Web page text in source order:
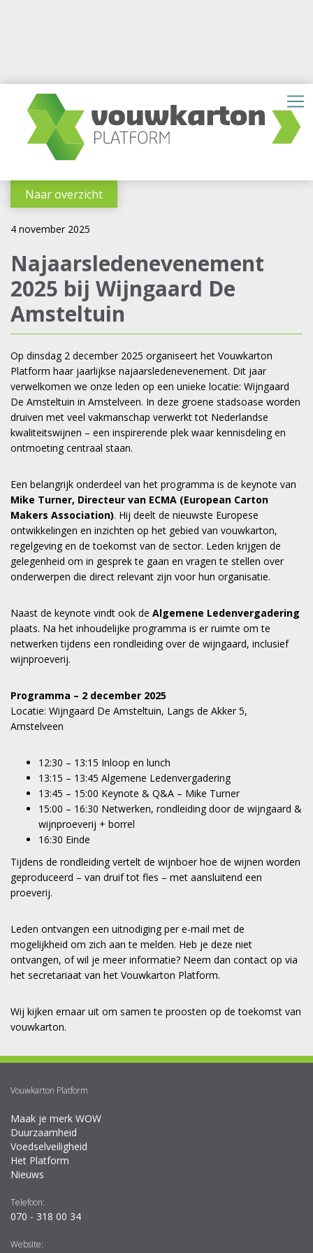
Naar overzicht
4 november 2025
Najaarsledenevenement
2025 bij Wijngaard De
Amsteltuin
Op dinsdag 2 december 2025 organiseert het Vouwkarton
Platform haar jaarlijkse najaarsledenevenement. Dit jaar
verwelkomen we onze leden op een unieke locatie: Wijngaard
De Amsteltuin in Amstelveen. In deze groene stadsoase worden
druiven met veel vakmanschap verwerkt tot Nederlandse
kwaliteitswijnen – een inspirerende plek waar kennisdeling en
ontmoeting centraal staan.
Een belangrijk onderdeel van het programma is de keynote van
Mike Turner, Directeur van ECMA (European Carton
Makers Association). Hij deelt de nieuwste Europese
ontwikkelingen en inzichten op het gebied van vouwkarton,
regelgeving en de toekomst van de sector. Leden krijgen de
gelegenheid om in gesprek te gaan en vragen te stellen over
onderwerpen die direct relevant zijn voor hun organisatie.
Naast de keynote vindt ook de Algemene Ledenvergadering
plaats. Na het inhoudelijke programma is er ruimte om te
netwerken tijdens een rondleiding over de wijngaard, inclusief
wijnproeverij.
Programma – 2 december 2025
Locatie: Wijngaard De Amsteltuin, Langs de Akker 5,
Amstelveen
12:30 – 13:15 Inloop en lunch
13:15 – 13:45 Algemene Ledenvergadering
13:45 – 15:00 Keynote & Q&A – Mike Turner
15:00 – 16:30 Netwerken, rondleiding door de wijngaard &
wijnproeverij + borrel
16:30 Einde
Tijdens de rondleiding vertelt de wijnboer hoe de wijnen worden
geproduceerd – van druif tot fles – met aansluitend een
proeverij.
Leden ontvangen een uitnodiging per e-mail met de
mogelijkheid om zich aan te melden. Heb je deze niet
ontvangen, of wil je meer informatie? Neem dan contact op via
het secretariaat van het Vouwkarton Platform.
Wij kijken ernaar uit om samen te proosten op de toekomst van
vouwkarton.
Vouwkarton Platform
Maak je merk WOW
Duurzaamheid
Voedselveiligheid
Het Platform
Nieuws
Telefoon:
070 - 318 00 34
Website: